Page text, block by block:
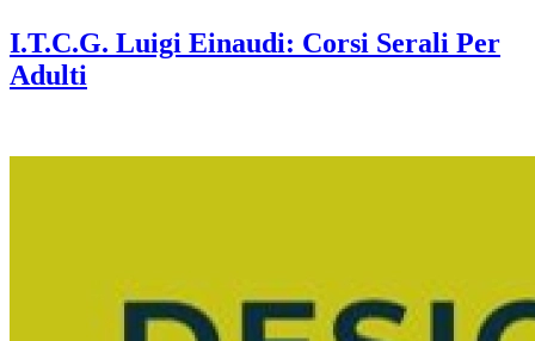
I.T.C.G. Luigi Einaudi: Corsi Serali Per
Adulti